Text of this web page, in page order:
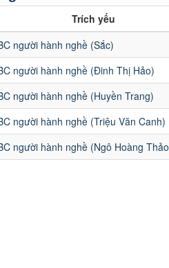
Trích yếu
người hành nghề (Sắc)
người hành nghề (Đinh Thị Hảo)
người hành nghề (Huyền Trang)
người hành nghề (Triệu Văn Canh)
người hành nghề (Ngô Hoàng